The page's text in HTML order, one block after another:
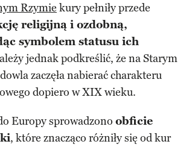
Rzymie kury pełniły przede
religijną i ozdobną,
symbolem statusu ich
jednak podkreślić, że na Starym
zaczęła nabierać charakteru
dopiero w XIX wieku.
Europy sprowadzono obficie
, które znacząco różniły się od kur